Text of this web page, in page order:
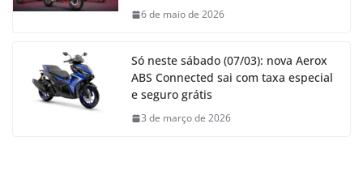
6 de maio de 2026
Só neste sábado (07/03): nova Aerox
ABS Connected sai com taxa especial
e seguro grátis
3 de março de 2026